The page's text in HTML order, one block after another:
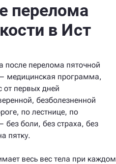
перелома
в Ист
после перелома пяточной
медицинская программа,
от первых дней
безболезненной
по лестнице, по
без боли, без страха, без
пятку.
весь вес тела при каждом